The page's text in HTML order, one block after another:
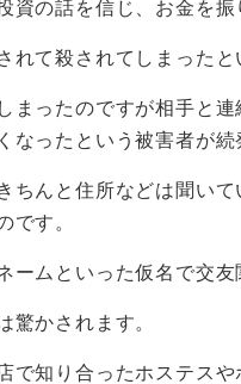
資の話を信じ、お金を振
て殺されてしまったと
まったのですが相手と
ったという被害者が続
ちんと住所などは聞い
です。
ームといった仮名で交
驚かされます。
で知り合ったホステス